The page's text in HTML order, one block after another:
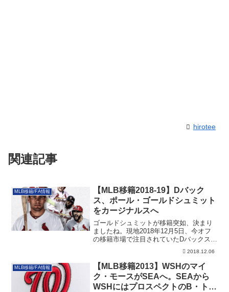
hirotee
関連記事
MLB移籍/FA情報
【MLB移籍2018-19】Dバック
ス、ポール・ゴールドシュミット
をカージナルスへ
ゴールドシュミットが移籍突如、決まり
ましたね。現地2018年12月5日、今オフ
の移籍市場で注目されていたDバックスの
2018.12.06
MLB移籍/FA情報
【MLB移籍2013】WSHのマイ
ク・モースがSEAへ。SEAから
WSHにはプロスペクトのB・トラ